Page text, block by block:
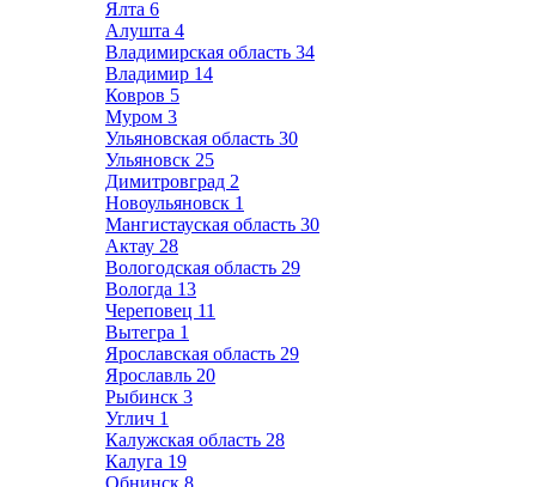
Ялта 6
Алушта 4
Владимирская область 34
Владимир 14
Ковров 5
Муром 3
Ульяновская область 30
Ульяновск 25
Димитровград 2
Новоульяновск 1
Мангистауская область 30
Актау 28
Вологодская область 29
Вологда 13
Череповец 11
Вытегра 1
Ярославская область 29
Ярославль 20
Рыбинск 3
Углич 1
Калужская область 28
Калуга 19
Обнинск 8